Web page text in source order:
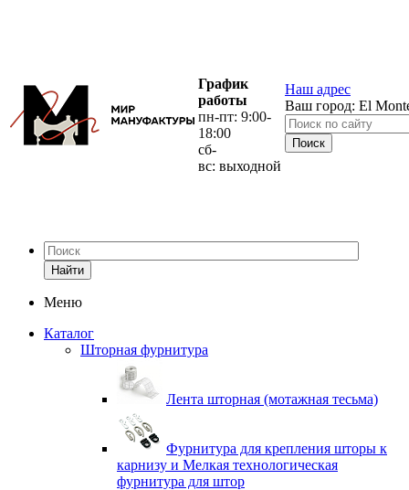
График
работы
пн-пт: 9:00-
18:00
сб-
вс: выходной
Наш адрес
Ваш город: El
Найти
Меню
Каталог
Шторная фурнитура
Лента шторная (мотажная тесьма)
Фурнитура для крепления шторы к
карнизу и Мелкая технологическая
фурнитура для штор